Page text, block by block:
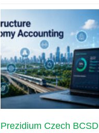
Prezidium Czech BCSD